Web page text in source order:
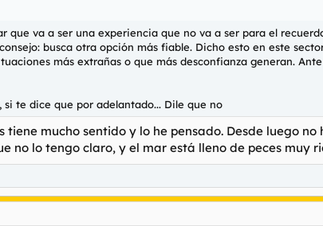
que va a ser una experiencia que no va a ser para el
busca otra opción más fiable. Dicho esto en este
más extrañas o que más desconfianza generan.
si te dice que por adelantado... Dile que no
tiene mucho sentido y lo he pensado. Desde luego
no lo tengo claro, y el mar está lleno de peces muy